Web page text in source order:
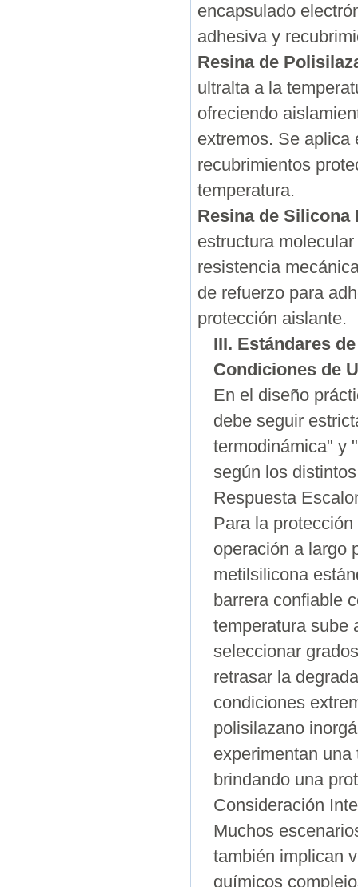
encapsulado
adhesiva y
Resina de
ultralta a la
ofreciendo
extremos. Se aplica
recubrimientos
temperatura.
Resina de Silicona
estructura
resistencia
de refuerzo para
protección aislante.
III. Estándares
Condiciones de
En el diseño
debe seguir
termodinámica" y
según los
Respuesta
Para la
operación a largo
metilsilicona
barrera confiable
temperatura sube
seleccionar
retrasar la
condiciones
polisilazano
experimentan
brindando una
Consideración
Muchos
también implican
químicos